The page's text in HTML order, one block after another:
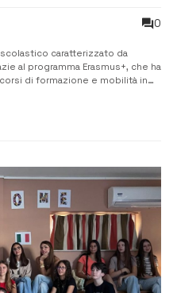
0
scolastico caratterizzato da
al programma Erasmus+, che ha
di formazione e mobilità in
professionale, cultural...